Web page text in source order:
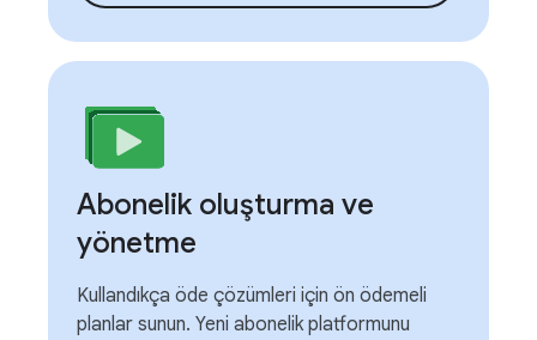
Abonelik oluşturma ve
yönetme
Kullandıkça öde çözümleri için ön ödemeli
planlar sunun. Yeni abonelik platformunu